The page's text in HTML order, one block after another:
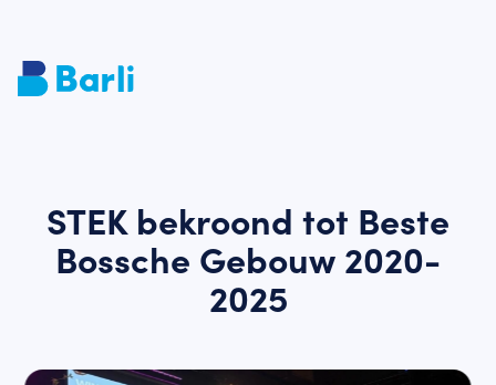
STEK bekroond tot Beste
Bossche Gebouw 2020-
2025